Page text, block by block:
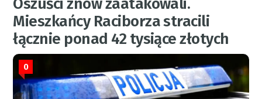
Oszuści znów zaatakowali.
Mieszkańcy Raciborza stracili
łącznie ponad 42 tysiące złotych
0